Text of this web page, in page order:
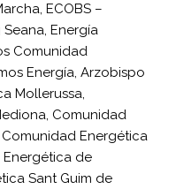
ECOBS –
Energía
Comunidad
Energía, Arzobispo
Mollerussa,
Comunidad
Energética
Energética de
Sant Guim de